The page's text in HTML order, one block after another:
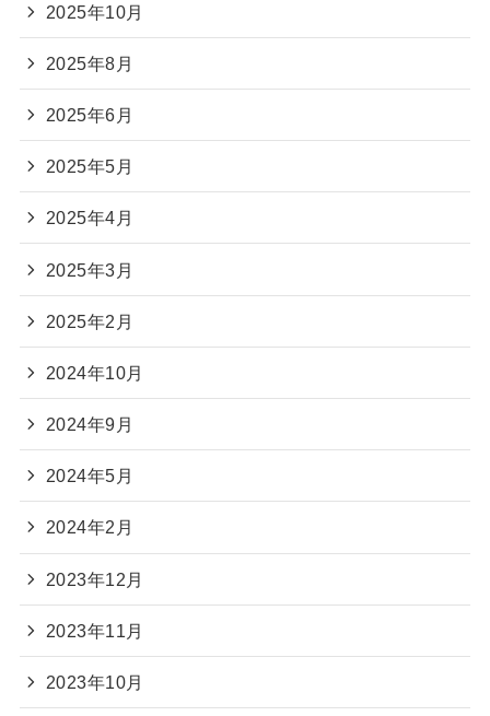
2025年10月
2025年8月
2025年6月
2025年5月
2025年4月
2025年3月
2025年2月
2024年10月
2024年9月
2024年5月
2024年2月
2023年12月
2023年11月
2023年10月